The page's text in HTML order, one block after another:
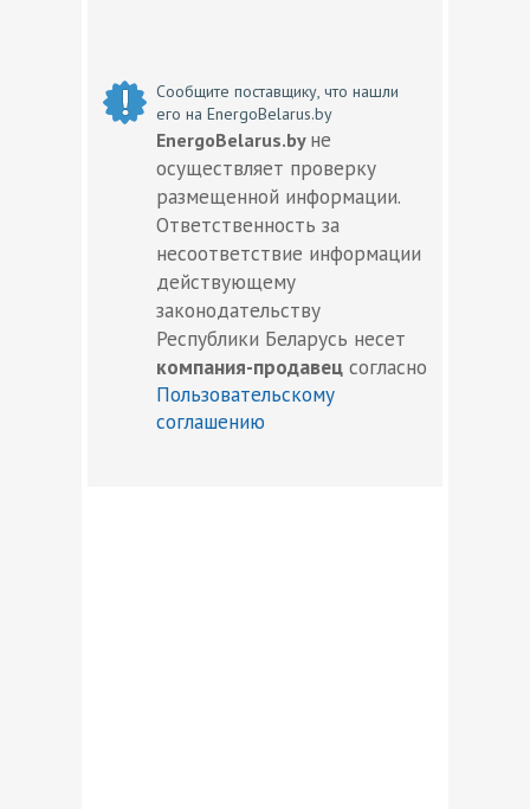
Сообщите поставщику, что нашли
его на EnergoBelarus.by
EnergoBelarus.by не
осуществляет проверку
размещенной информации.
Ответственность за
несоответствие информации
действующему
законодательству
Республики Беларусь несет
компания-продавец согласно
Пользовательскому
соглашению